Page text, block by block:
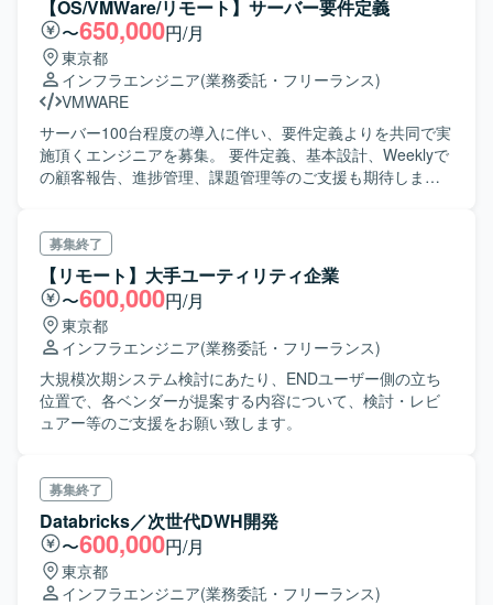
成、試験の実施、トラブル管理 ・保守：各製品、機器のト
ラブル解析・故障解析、定例業務（故障支援窓口）
【OS/VMWare/リモート】サーバー要件定義
〜650,000円/月
東京都
インフラエンジニア(業務委託・フリーランス)
VMWARE
サーバー100台程度の導入に伴い、要件定義よりを共同で実
施頂くエンジニアを募集。 要件定義、基本設計、Weeklyで
の顧客報告、進捗管理、課題管理等のご支援も期待しま
募集終了
【リモート】大手ユーティリティ企業
〜600,000円/月
東京都
インフラエンジニア(業務委託・フリーランス)
大規模次期システム検討にあたり、ENDユーザー側の立ち
位置で、各ベンダーが提案する内容について、検討・レビ
ュアー等のご支援をお願い致します。
募集終了
Databricks／次世代DWH開発
〜600,000円/月
東京都
インフラエンジニア(業務委託・フリーランス)